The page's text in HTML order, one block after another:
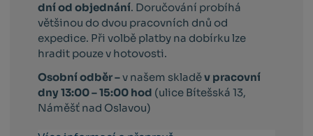
dní od objednání. Doručování probíhá
většinou do dvou pracovních dnů od
expedice. Při volbě platby na dobírku lze
hradit pouze v hotovosti.
Osobní odběr –v našem skladěv pracovní
dny 13:00 – 15:00 hod (ulice Bítešská 13,
Náměšť nad Oslavou)